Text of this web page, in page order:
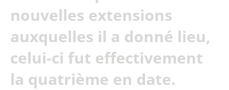
nouvelles extensions
auxquelles il a donné lieu,
celui-ci fut effectivement
la quatrième en date.